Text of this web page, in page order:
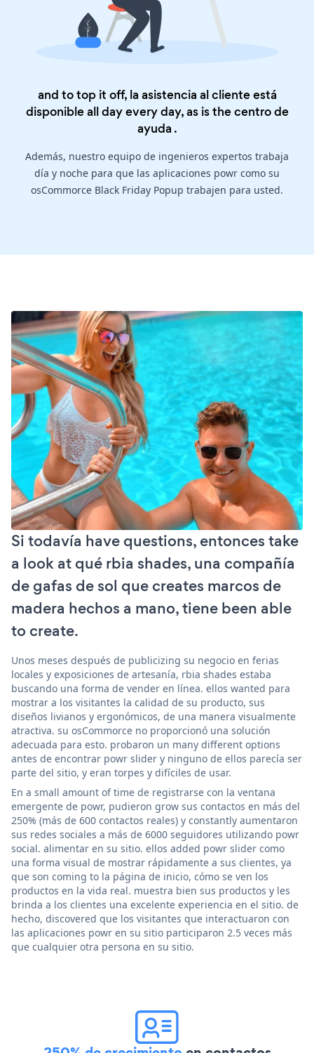
and to top it off, la asistencia al cliente está
disponible all day every day, as is thecentro de
ayuda .
Además, nuestro equipo de ingenieros expertos trabaja
día y noche para que las aplicaciones powr como su
osCommorce Black Friday Popup trabajen para usted.
Si todavía have questions, entonces take
a look at qué rbia shades, una compañía
de gafas de sol que creates marcos de
madera hechos a mano, tiene been able
to create.
Unos meses después de publicizing su negocio en ferias
locales y exposiciones de artesanía, rbia shades estaba
buscando una forma de vender en línea. ellos wanted para
mostrar a los visitantes la calidad de su producto, sus
diseños livianos y ergonómicos, de una manera visualmente
atractiva. su osCommorce no proporcionó una solución
adecuada para esto. probaron un many different options
antes de encontrar powr slider y ninguno de ellos parecía ser
parte del sitio, y eran torpes y difíciles de usar.
En a small amount of time de registrarse con la ventana
emergente de powr, pudieron grow sus contactos en más del
250% (más de 600 contactos reales) y constantly aumentaron
sus redes sociales a más de 6000 seguidores utilizando powr
social. alimentar en su sitio. ellos added powr slider como
una forma visual de mostrar rápidamente a sus clientes, ya
que son coming to la página de inicio, cómo se ven los
productos en la vida real. muestra bien sus productos y les
brinda a los clientes una excelente experiencia en el sitio. de
hecho, discovered que los visitantes que interactuaron con
las aplicaciones powr en su sitio participaron 2.5 veces más
que cualquier otra persona en su sitio.